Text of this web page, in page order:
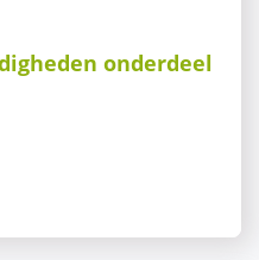
onderdeel